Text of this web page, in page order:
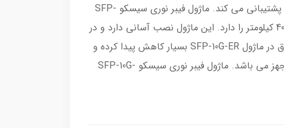
ماژول فیبر نوری سیسکو SFP-10G-ER از طول لینک 20 کیلومتر تا 40 کیلومتر بر روی استاندارد Single-Mode Fiber پشتیبانی می کند. ماژول فیبر نوری سیسکو SFP-
10G-ER از ماژول های فیبر نوری کمپانی سیسکو با فرستنده و گیرنده 10G در فیبرنوری است و توانایی طول لینک تا 40 کیلومتر را دارد. این ماژول نصب آسانی دارد و در
فواصل طولانی قابل استفاده است و ارتباط بین دو سوئیچ شبکه را به بهترین حالت ممکن برقرار می کند.مصرف برق در ماژول SFP-10G-ER بسیار کاهش پیدا کرده و
1.5 وات می باشد. نوع کابل این ماژول فیبر نوری از کابل های SMF است و برای اتصال کابل ها به کانکتور LC مجهز می باشد. ماژول فیبر نوری سیسکو SFP-10G-